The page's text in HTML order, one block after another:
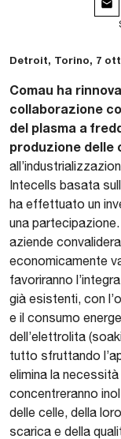
Detroit, Torino, 7
Comau ha
collaborazione
del plasma a
produzione delle
Intecells basata
ha effettuato un
una
aziende
economicamente
favoriranno
già esistenti, con
e il consumo
dell’elettrolita
tutto sfruttando
elimina la
concentreranno
delle celle, della
scarica e della